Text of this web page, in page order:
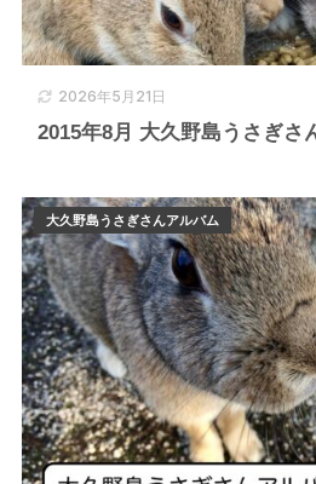
2026年5月21日
2015年8月 大久野島うさぎさ
大久野島うさぎさんアルバム